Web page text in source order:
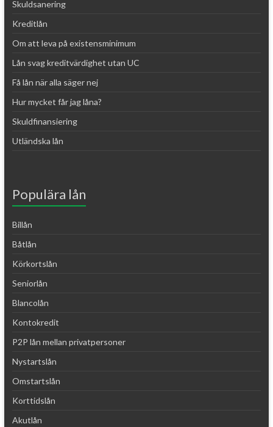
Skuldsanering
Kreditlån
Om att leva på existensminimum
Lån svag kreditvärdighet utan UC
Få lån när alla säger nej
Hur mycket får jag låna?
Skuldfinansiering
Utländska lån
Populära lån
Billån
Båtlån
Körkortslån
Seniorlån
Blancolån
Kontokredit
P2P lån mellan privatpersoner
Nystartslån
Omstartslån
Korttidslån
Akutlån